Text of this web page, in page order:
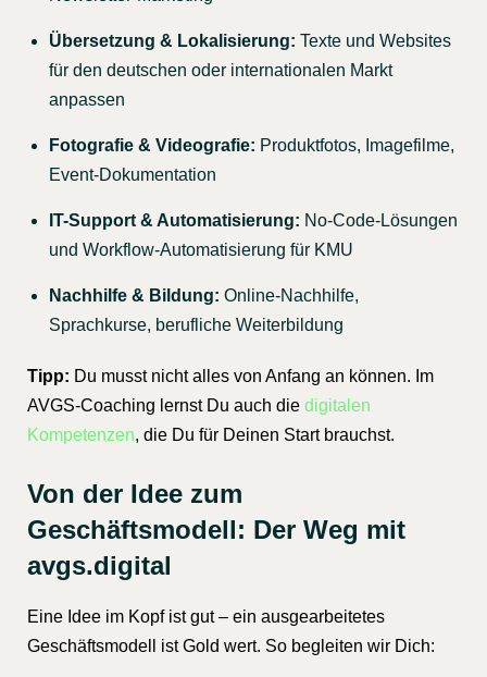
Übersetzung & Lokalisierung: Texte und Websites
für den deutschen oder internationalen Markt
anpassen
Fotografie & Videografie: Produktfotos, Imagefilme,
Event-Dokumentation
IT-Support & Automatisierung: No-Code-Lösungen
und Workflow-Automatisierung für KMU
Nachhilfe & Bildung: Online-Nachhilfe,
Sprachkurse, berufliche Weiterbildung
Tipp: Du musst nicht alles von Anfang an können. Im
AVGS-Coaching lernst Du auch die digitalen
Kompetenzen, die Du für Deinen Start brauchst.
Von der Idee zum
Geschäftsmodell: Der Weg mit
avgs.digital
Eine Idee im Kopf ist gut – ein ausgearbeitetes
Geschäftsmodell ist Gold wert. So begleiten wir Dich: